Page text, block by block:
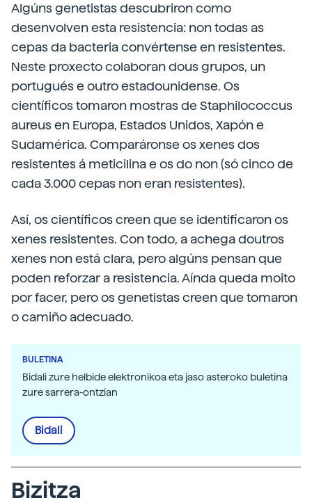
Algúns genetistas descubriron como
desenvolven esta resistencia: non todas as
cepas da bacteria convértense en resistentes.
Neste proxecto colaboran dous grupos, un
portugués e outro estadounidense. Os
científicos tomaron mostras de Staphilococcus
aureus en Europa, Estados Unidos, Xapón e
Sudamérica. Comparáronse os xenes dos
resistentes á meticilina e os do non (só cinco de
cada 3.000 cepas non eran resistentes).
Así, os científicos creen que se identificaron os
xenes resistentes. Con todo, a achega doutros
xenes non está clara, pero algúns pensan que
poden reforzar a resistencia. Aínda queda moito
por facer, pero os genetistas creen que tomaron
o camiño adecuado.
BULETINA
Bidali zure helbide elektronikoa eta jaso asteroko buletina
zure sarrera-ontzian
Bidali
Bizitza